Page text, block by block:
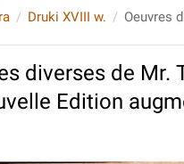
Druki XVIII w.
diverses de Mr.
Edition